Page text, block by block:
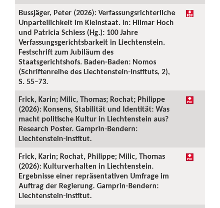
Bussjäger, Peter (2026): Verfassungsrichterliche
Unparteilichkeit im Kleinstaat. In: Hilmar Hoch
und Patricia Schiess (Hg.): 100 Jahre
Verfassungsgerichtsbarkeit in Liechtenstein.
Festschrift zum Jubiläum des
Staatsgerichtshofs. Baden-Baden: Nomos
(Schriftenreihe des Liechtenstein-Instituts, 2),
S. 55–73.
Frick, Karin; Milic, Thomas; Rochat; Philippe
(2026): Konsens, Stabilität und Identität: Was
macht politische Kultur in Liechtenstein aus?
Research Poster. Gamprin-Bendern:
Liechtenstein-Institut.
Frick, Karin; Rochat, Philippe; Milic, Thomas
(2026): Kulturverhalten in Liechtenstein.
Ergebnisse einer repräsentativen Umfrage im
Auftrag der Regierung. Gamprin-Bendern:
Liechtenstein-Institut.